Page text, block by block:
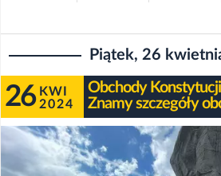
Piątek, 26
26 KWI
2024
Obchody
Znamy szczegóły